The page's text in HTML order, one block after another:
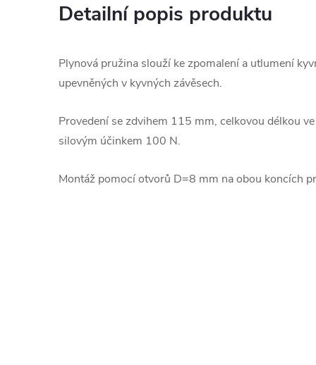
Detailní popis produktu
Plynová pružina slouží ke zpomalení a utlumení
upevněných v kyvných závěsech.
Provedení se zdvihem 115 mm, celkovou délkou
silovým účinkem 100 N.
Montáž pomocí otvorů D=8 mm na obou koncích